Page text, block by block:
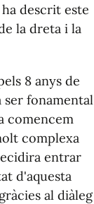
descrit este
la dreta i la
8 anys de
ser fonamental
comencem
complexa
entrar
d'aquesta
al diàleg